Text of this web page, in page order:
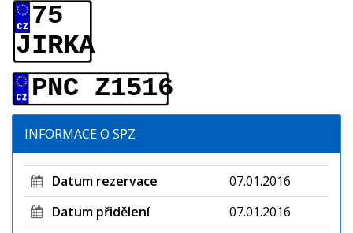
75
JIRKA
PNC Z1516
INFORMACE O SPZ
Datum rezervace
07.01.2016
Datum přidělení
07.01.2016